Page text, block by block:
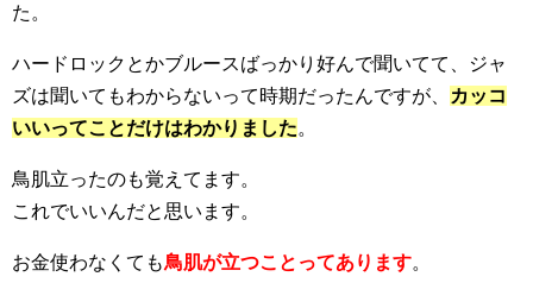
た。
ハードロックとかブルースばっかり好んで聞いてて、ジャ
ズは聞いてもわからないって時期だったんですが、
カッコ
いいってことだけはわかりました。
鳥肌立ったのも覚えてます。
これでいいんだと思います。
お金使わなくても鳥肌が立つことってあります。